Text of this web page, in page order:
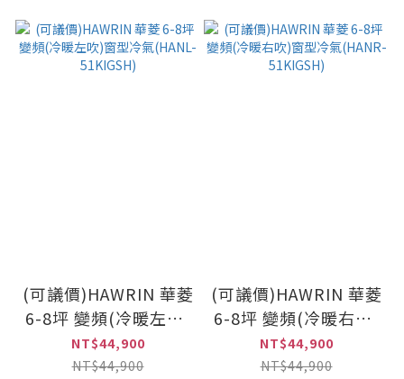
(可議價)HAWRIN 華菱
6-8坪 變頻(冷暖左吹)
窗型冷氣(HANL-
51KIGSH)
NT$44,900
NT$44,900
(可議價)HAWRIN 華菱
6-8坪 變頻(冷暖右吹)
窗型冷氣(HANR-
51KIGSH)
NT$44,900
NT$44,900